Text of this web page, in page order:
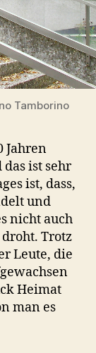
Tamborino
Jahren
ist sehr
ist, dass,
und
nicht auch
Trotz
Leute, die
Heimat
man es